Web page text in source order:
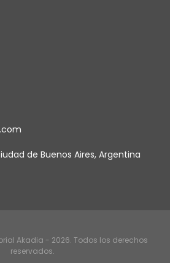
de Buenos Aires, Argentina
Akadia - 2026. Todos los derechos
reservados.